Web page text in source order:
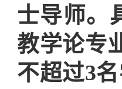
士导师。
教学论专
不超过3